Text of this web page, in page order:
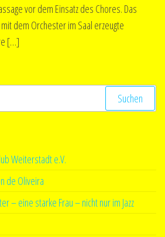
vor dem Einsatz des Chores. Das
dem Orchester im Saal erzeugte
[…]
Weiterstadt e.V.
de Oliveira
– eine starke Frau – nicht nur im Jazz